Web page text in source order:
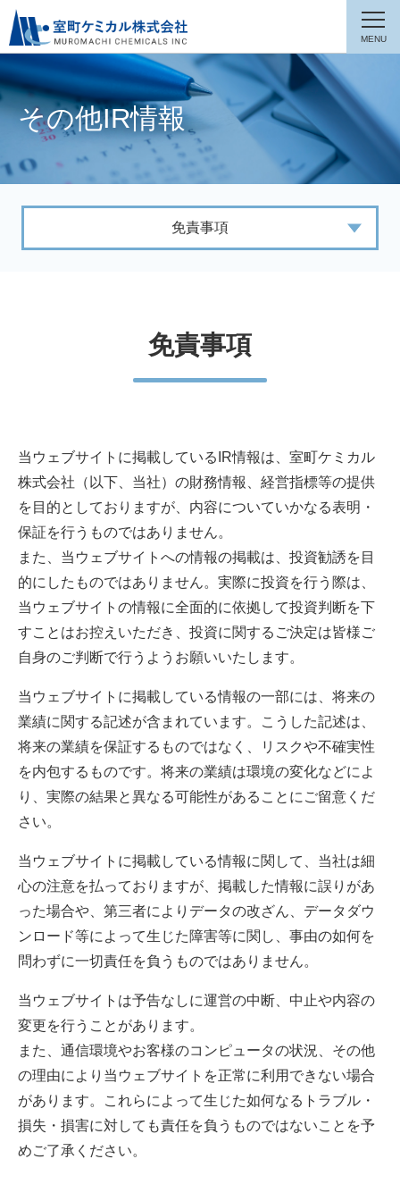
その他IR情報
免責事項
免責事項
当ウェブサイトに掲載しているIR情報は、室町ケミカル
株式会社（以下、当社）の財務情報、経営指標等の提供
を目的としておりますが、内容についていかなる表明・
保証を行うものではありません。
また、当ウェブサイトへの情報の掲載は、投資勧誘を目
的にしたものではありません。実際に投資を行う際は、
当ウェブサイトの情報に全面的に依拠して投資判断を下
すことはお控えいただき、投資に関するご決定は皆様ご
自身のご判断で行うようお願いいたします。
当ウェブサイトに掲載している情報の一部には、将来の
業績に関する記述が含まれています。こうした記述は、
将来の業績を保証するものではなく、リスクや不確実性
を内包するものです。将来の業績は環境の変化などによ
り、実際の結果と異なる可能性があることにご留意くだ
さい。
当ウェブサイトに掲載している情報に関して、当社は細
心の注意を払っておりますが、掲載した情報に誤りがあ
った場合や、第三者によりデータの改ざん、データダウ
ンロード等によって生じた障害等に関し、事由の如何を
問わずに一切責任を負うものではありません。
当ウェブサイトは予告なしに運営の中断、中止や内容の
変更を行うことがあります。
また、通信環境やお客様のコンピュータの状況、その他
の理由により当ウェブサイトを正常に利用できない場合
があります。これらによって生じた如何なるトラブル・
損失・損害に対しても責任を負うものではないことを予
めご了承ください。